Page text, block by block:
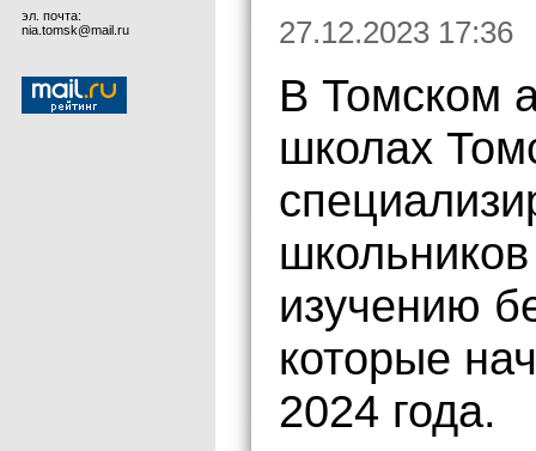
эл. почта:
nia.tomsk@mail.ru
27.12.2023 17:36
В Томском
школах
изучению
которые
2024 года.